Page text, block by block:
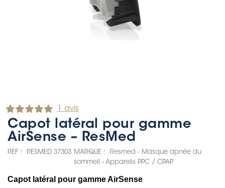
1 avis
Capot latéral pour gamme
AirSense – ResMed
REF : RESMED 37303 MARQUE :
Resmed - Masque apnée du
sommeil - Appareils PPC / CPAP
Capot latéral pour gamme AirSense